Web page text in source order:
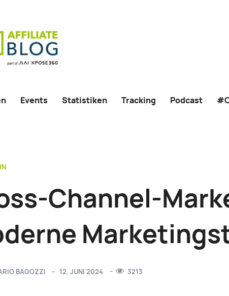
Events Statistiken Tracking Podcast
Channel-
BAGOZZI 12. JUNI 2024 3213